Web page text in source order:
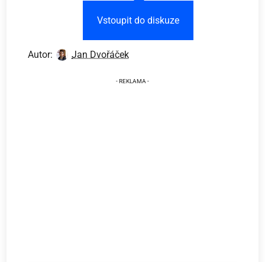
Vstoupit do diskuze
Autor: Jan Dvořáček